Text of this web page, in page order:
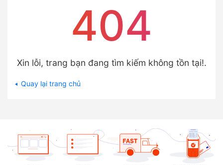
404
Xin lỗi, trang bạn đang tìm kiếm không tồn tại!.
Quay lại trang chủ